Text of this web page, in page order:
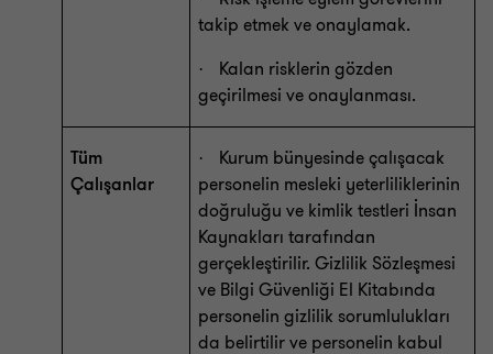
takip etmek ve onaylamak.
·
Kalan risklerin gözden
geçirilmesi ve onaylanması.
Tüm
Çalışanlar
·
Kurum bünyesinde çalışacak
personelin mesleki yeterliliklerinin
doğruluğu ve kimlik testleri İnsan
Kaynakları tarafından
gerçekleştirilir. Gizlilik Sözleşmesi
ve Bilgi Güvenliği El Kitabında
personelin gizlilik sorumlulukları
da belirtilir ve personelin kabul